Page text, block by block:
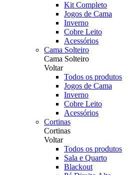
Kit Completo
Jogos de Cama
Inverno
Cobre Leito
Acessórios
Cama Solteiro
Cama Solteiro
Voltar
Todos os produtos
Jogos de Cama
Inverno
Cobre Leito
Acessórios
Cortinas
Cortinas
Voltar
Todos os produtos
Sala e Quarto
Blackout